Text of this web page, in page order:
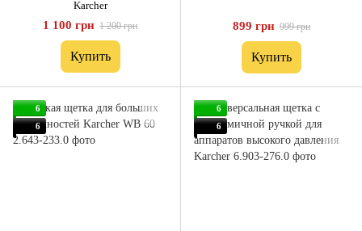
Karcher
1 100 грн 1 200 грн
Купить
899 грн 999 грн
Купить
6
6
6
6